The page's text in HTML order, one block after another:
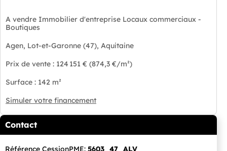
A vendre Immobilier d'entreprise Locaux commerciaux -
Boutiques
Agen, Lot-et-Garonne (47), Aquitaine
Prix de vente : 124 151 € (874,3 €/m²)
Surface : 142 m²
Simuler votre financement
Contact
Référence CessionPME: 5603_47_ALV